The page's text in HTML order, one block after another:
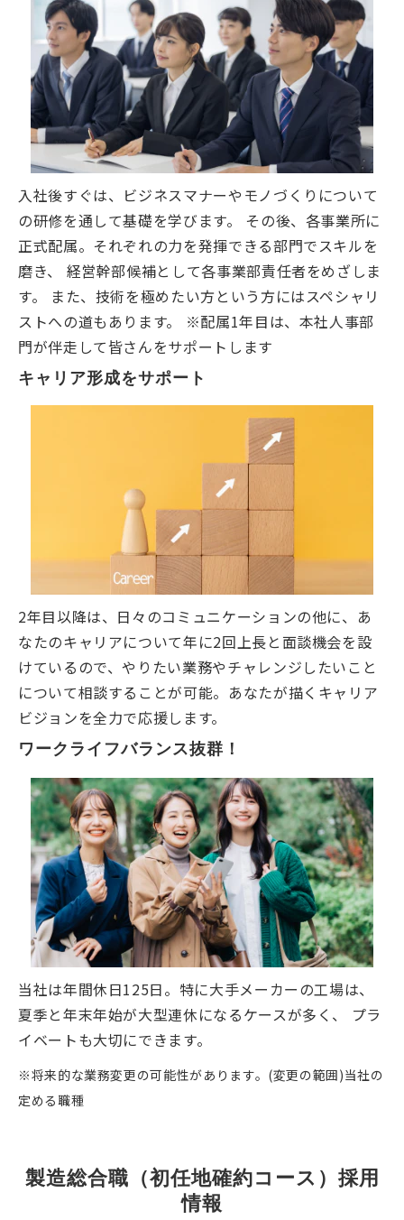
入社後すぐは、ビジネスマナーやモノづくりについて
の研修を通して基礎を学びます。 その後、各事業所に
正式配属。それぞれの力を発揮できる部門でスキルを
磨き、 経営幹部候補として各事業部責任者をめざしま
す。 また、技術を極めたい方という方にはスペシャリ
ストへの道もあります。 ※配属1年目は、本社人事部
門が伴走して皆さんをサポートします
キャリア形成をサポート
2年目以降は、日々のコミュニケーションの他に、あ
なたのキャリアについて年に2回上長と面談機会を設
けているので、やりたい業務やチャレンジしたいこと
について相談することが可能。あなたが描くキャリア
ビジョンを全力で応援します。
ワークライフバランス抜群！
当社は年間休日125日。特に大手メーカーの工場は、
夏季と年末年始が大型連休になるケースが多く、 プラ
イベートも大切にできます。
※将来的な業務変更の可能性があります。(変更の範囲)当社の
定める職種
製造総合職（初任地確約コース）採用
情報